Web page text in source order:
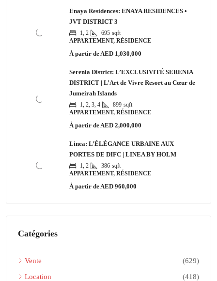
Enaya Residences: ENAYA RESIDENCES •
JVT DISTRICT 3
1, 2 695 sqft
APPARTEMENT, RÉSIDENCE
À partir de AED 1,030,000
Serenia District: L’EXCLUSIVITÉ SERENIA
DISTRICT | L’Art de Vivre Resort au Cœur de
Jumeirah Islands
1, 2, 3, 4 899 sqft
APPARTEMENT, RÉSIDENCE
À partir de AED 2,000,000
Linea: L’ÉLÉGANCE URBAINE AUX
PORTES DE DIFC | LINEA BY HOLM
1, 2 386 sqft
APPARTEMENT, RÉSIDENCE
À partir de AED 960,000
Catégories
Vente (629)
Location (418)